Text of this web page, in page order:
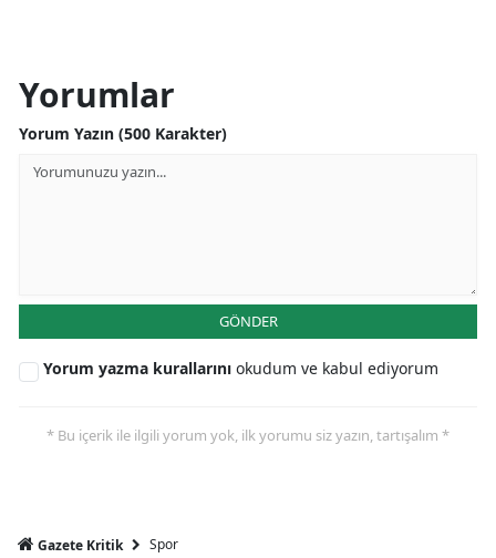
Yorumlar
Yorum Yazın (500 Karakter)
GÖNDER
Yorum yazma kurallarını okudum ve kabul ediyorum
* Bu içerik ile ilgili yorum yok, ilk yorumu siz yazın, tartışalım *
Gazete Kritik Spor